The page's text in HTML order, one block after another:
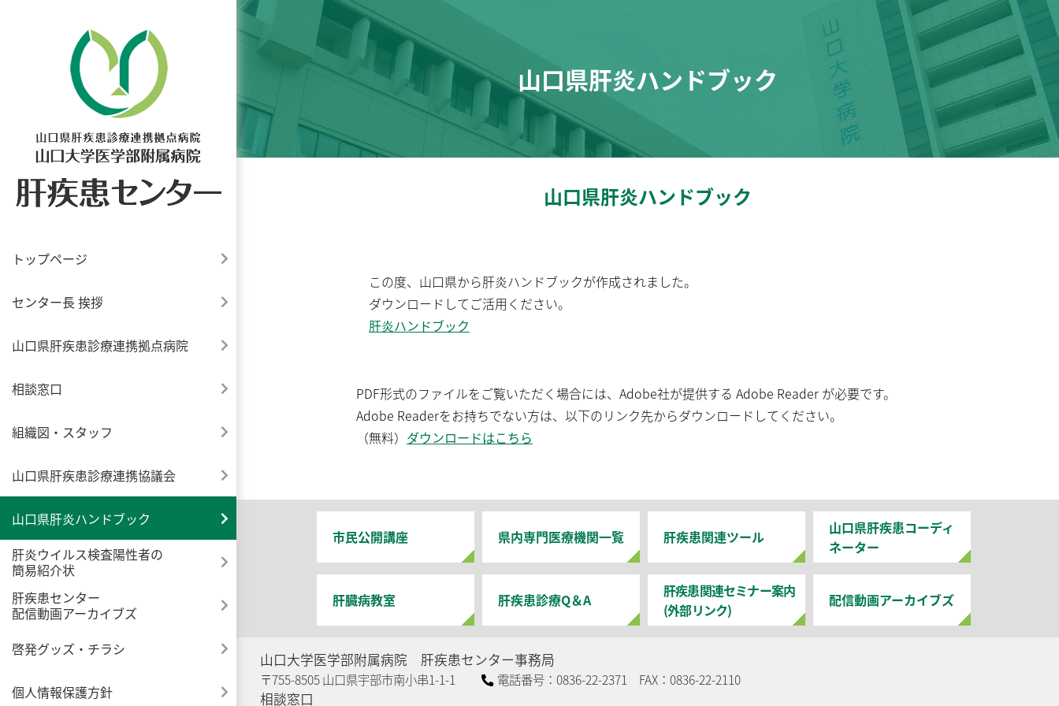
トップページ
センター長 挨拶
山口県肝疾患診療連携拠点病院
相談窓口
組織図・スタッフ
山口県肝疾患診療連携協議会
山口県肝炎ハンドブック
肝炎ウイルス検査陽性者の
簡易紹介状
肝疾患センター
配信動画アーカイブズ
啓発グッズ・チラシ
個人情報保護方針
山口県肝炎ハンドブック
山口県肝炎ハンドブック
この度、山口県から肝炎ハンドブックが作成されました。
ダウンロードしてご活用ください。
肝炎ハンドブック
PDF形式のファイルをご覧いただく場合には、Adobe社が提供する Adobe Reader が必要です。
Adobe Readerをお持ちでない方は、以下のリンク先からダウンロードしてください。
（無料） ダウンロードはこちら
市民公開講座 県内専門医療機関一覧 肝疾患関連ツール
山口県肝疾患コーディ
ネーター
肝臓病教室 肝疾患診療Q＆A
肝疾患関連セミナー案内
(外部リンク)
配信動画アーカイブズ
山口大学医学部附属病院 肝疾患センター事務局
〒755-8505 山口県宇部市南小串1-1-1 電話番号：0836-22-2371 FAX：0836-22-2110
相談窓口